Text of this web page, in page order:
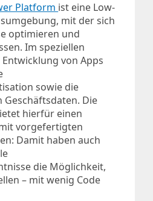
Platform ist eine Low-
mit der sich
optimieren und
Im speziellen
von Apps
sowie die
Geschäftsdaten. Die
hierfür einen
vorgefertigten
Damit haben auch
die Möglichkeit,
– mit wenig Code